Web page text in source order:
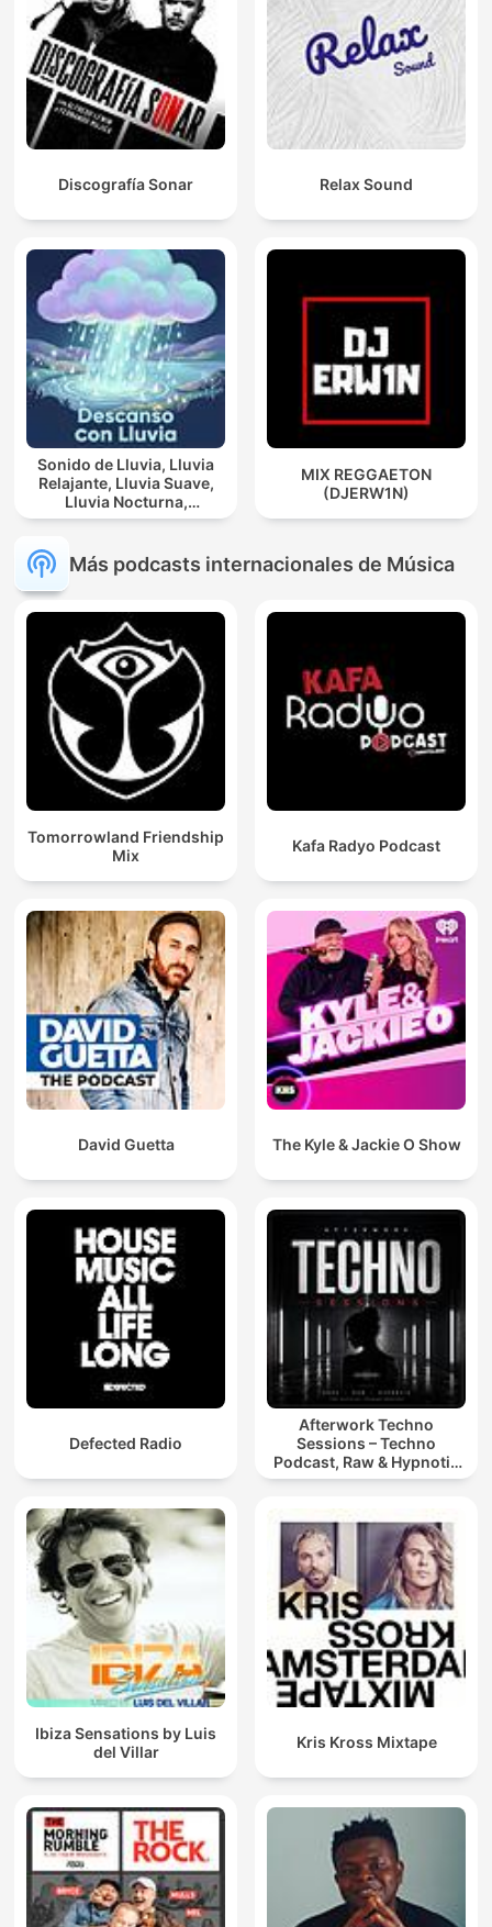
Discografía Sonar Relax Sound
Sonido de Lluvia, Lluvia
Relajante, Lluvia Suave,
Lluvia Nocturna,
Descanso Con Lluvia
MIX REGGAETON
(DJERW1N)
Más podcasts internacionales de Música
Tomorrowland Friendship
Mix
Kafa Radyo Podcast
David Guetta The Kyle & Jackie O Show
Defected Radio
Afterwork Techno
Sessions – Techno
Podcast, Raw & Hypnotic
Techno Mixes
Ibiza Sensations by Luis
del Villar
Kris Kross Mixtape